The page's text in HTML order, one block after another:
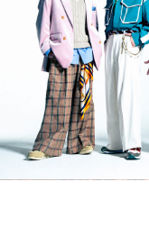
LINE
YouTube
BLOG
Facebook
Twitter
DPC